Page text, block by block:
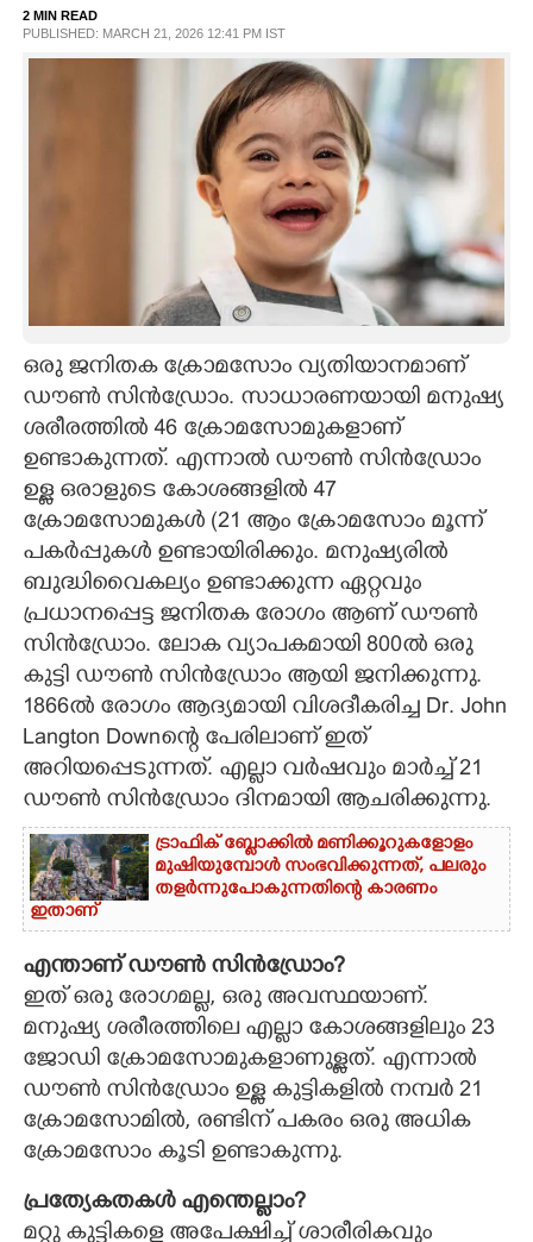
LIFESTYLE
CARTOONS
LITERATURE
ZOOM
CONTACT US
2 MIN READ
PUBLISHED: MARCH 21, 2026 12:41 PM IST
ഒരു ജനിതക ക്രോമസോം വ്യതിയാനമാണ്
ഡൗണ്‍ സിന്‍ഡ്രോം. സാധാരണയായി മനുഷ്യ
ശരീരത്തില്‍ 46 ക്രോമസോമുകളാണ്
ഉണ്ടാകുന്നത്. എന്നാല്‍ ഡൗണ്‍ സിന്‍ഡ്രോം
ഉള്ള ഒരാളുടെ കോശങ്ങളില്‍ 47
ക്രോമസോമുകള്‍ (21 ആം ക്രോമസോം മൂന്ന്
പകര്‍പ്പുകള്‍ ഉണ്ടായിരിക്കും. മനുഷ്യരില്‍
ബുദ്ധിവൈകല്യം ഉണ്ടാക്കുന്ന ഏറ്റവും
പ്രധാനപ്പെട്ട ജനിതക രോഗം ആണ് ഡൗണ്‍
സിന്‍ഡ്രോം. ലോക വ്യാപകമായി 800ല്‍ ഒരു
കുട്ടി ഡൗണ്‍ സിന്‍ഡ്രോം ആയി ജനിക്കുന്നു.
1866ല്‍ രോഗം ആദ്യമായി വിശദീകരിച്ച Dr. John
Langton Downന്റെ പേരിലാണ് ഇത്
അറിയപ്പെടുന്നത്. എല്ലാ വര്‍ഷവും മാര്‍ച്ച് 21
ഡൗണ്‍ സിന്‍ഡ്രോം ദിനമായി ആചരിക്കുന്നു.
ട്രാഫിക് ബ്ലോക്കിൽ മണിക്കൂറുകളോളം
മുഷിയുമ്പോൾ സംഭവിക്കുന്നത്, പലരും
തളർന്നുപോകുന്നതിന്റെ കാരണം
ഇതാണ്
എന്താണ് ഡൗണ്‍ സിന്‍ഡ്രോം?
ഇത് ഒരു രോഗമല്ല, ഒരു അവസ്ഥയാണ്.
മനുഷ്യ ശരീരത്തിലെ എല്ലാ കോശങ്ങളിലും 23
ജോഡി ക്രോമസോമുകളാണുള്ളത്. എന്നാല്‍
ഡൗണ്‍ സിന്‍ഡ്രോം ഉള്ള കുട്ടികളില്‍ നമ്പര്‍ 21
ക്രോമസോമിൽ, രണ്ടിന് പകരം ഒരു അധിക
ക്രോമസോം കൂടി ഉണ്ടാകുന്നു.
പ്രത്യേകതകള്‍ എന്തെല്ലാം?
മറ്റു കുട്ടികളെ അപേക്ഷിച്ച് ശാരീരികവും